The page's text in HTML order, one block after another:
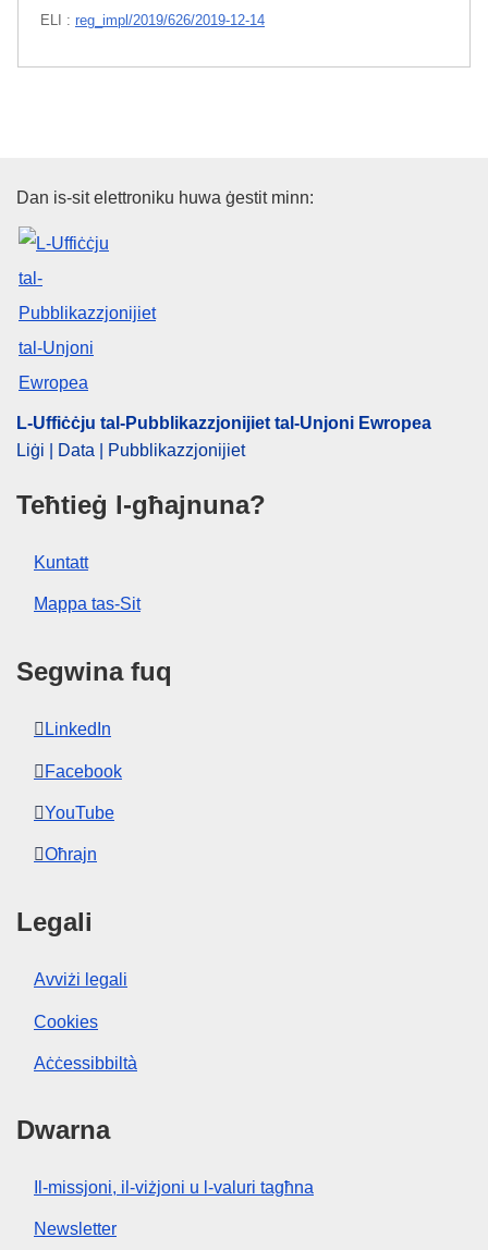
ELI : reg_impl/2019/626/2019-12-14
L-Uffiċċju tal-Pubblikazzjonijiet
Dan is-sit elettroniku huwa ġestit minn:
L-Uffiċċju tal-Pubblikazzjonijiet tal-Unjoni Ewropea
Liġi | Data | Pubblikazzjonijiet
Teħtieġ l-għajnuna?
Kuntatt
Mappa tas-Sit
Segwina fuq
LinkedIn
Facebook
YouTube
Oħrajn
Legali
Avviżi legali
Cookies
Aċċessibbiltà
Dwarna
Il-missjoni, il-viżjoni u l-valuri tagħna
Newsletter